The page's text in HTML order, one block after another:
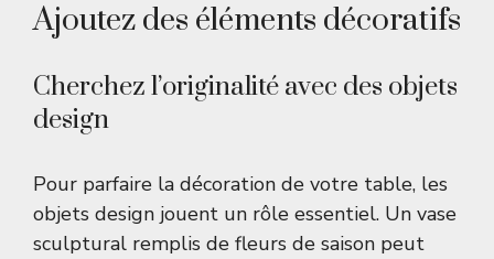
Ajoutez des éléments décoratifs
Cherchez l’originalité avec des objets
design
Pour parfaire la décoration de votre table, les
objets design jouent un rôle essentiel. Un vase
sculptural remplis de fleurs de saison peut